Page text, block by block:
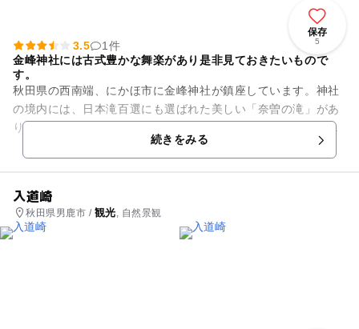
保存
5
3.5
1件
金峰神社には古式豊かな舞楽があり是非見ておきたいもので
す。
秋田県の西南端、にかほ市に金峰神社が鎮座しています。神社
の境内には、日本滝百選にも選ばれた美しい「奈曽の滝」があ
ります。文化庁が推奨する景勝地にも指定され、豊かな自然を
求めて多くの観光客が訪れま...続きをみる
入道崎
秋田県男鹿市 / 観光, 自然景観